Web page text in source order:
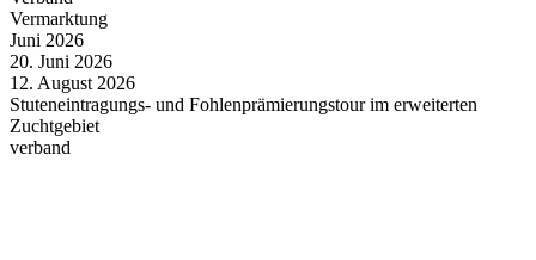
Vermarktung
Juni 2026
20. Juni 2026
12. August 2026
Stuteneintragungs- und Fohlenprämierungstour im erweiterten
Zuchtgebiet
verband